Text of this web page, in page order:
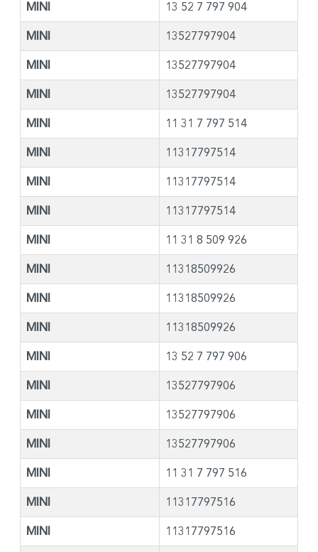
MINI 13 52 7 797 904
MINI 13527797904
MINI 13527797904
MINI 13527797904
MINI 11 31 7 797 514
MINI 11317797514
MINI 11317797514
MINI 11317797514
MINI 11 31 8 509 926
MINI 11318509926
MINI 11318509926
MINI 11318509926
MINI 13 52 7 797 906
MINI 13527797906
MINI 13527797906
MINI 13527797906
MINI 11 31 7 797 516
MINI 11317797516
MINI 11317797516